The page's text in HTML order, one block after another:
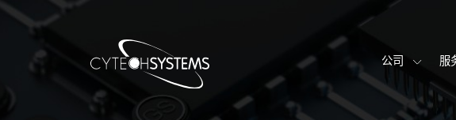
公司 服